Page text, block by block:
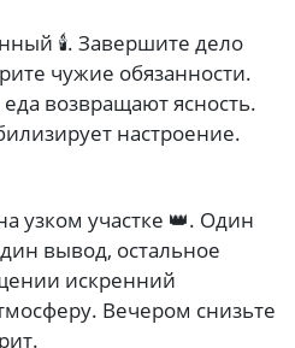
🕯️. Завершите дело
чужие обязанности.
возвращают ясность.
настроение.
узком участке 👑. Один
вывод, остальное
искренний
Вечером снизьте